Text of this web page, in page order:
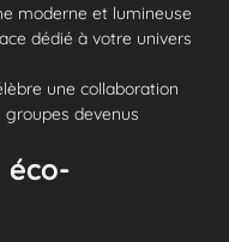
moderne et lumineuse
dédié à votre univers
une collaboration
groupes devenus
éco-